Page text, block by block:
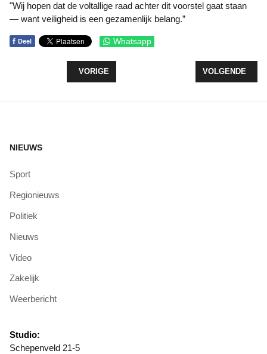
"Wij hopen dat de voltallige raad achter dit voorstel gaat staan
— want veiligheid is een gezamenlijk belang.”
f Deel Whatsapp
VORIG ARTIKEL: CAMERATOEZICHT EN
VORIGE VOLGENDE
VOLGENDE
NIEUWS
Sport
Regionieuws
Politiek
Nieuws
Video
Zakelijk
Weerbericht
Studio:
Schepenveld 21-5